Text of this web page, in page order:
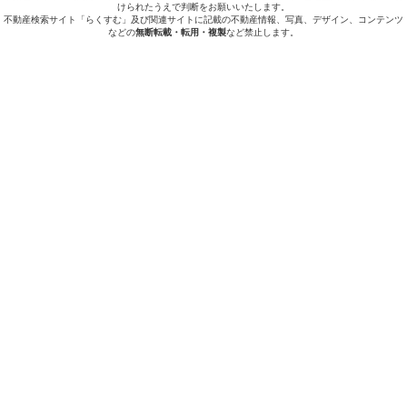
けられたうえで判断をお願いいたします。
不動産検索サイト「らくすむ」及び関連サイトに記載の不動産情報、写真、デザイン、コンテンツ
などの無断転載・転用・複製など禁止します。